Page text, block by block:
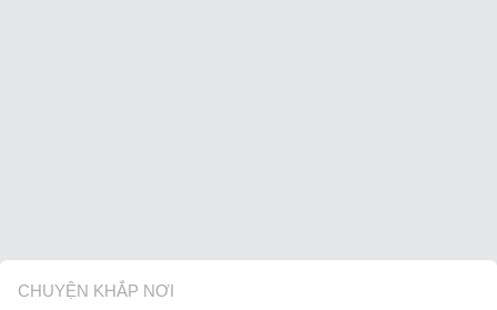
CHUYỆN KHẮP NƠI